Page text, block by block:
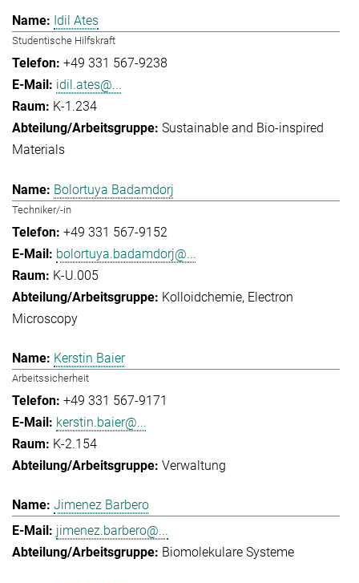
Idil Ates
Studentische Hilfskraft
+49 331 567-9238
idil.ates@...
K-1.234
Sustainable and Bio-inspired
Materials
Bolortuya Badamdorj
Techniker/-in
+49 331 567-9152
bolortuya.badamdorj@...
K-U.005
Kolloidchemie Electron
Microscopy
Kerstin Baier
Arbeitssicherheit
+49 331 567-9171
kerstin.baier@...
K-2.154
Verwaltung
Jimenez Barbero
jimenez.barbero@...
Biomolekulare Systeme